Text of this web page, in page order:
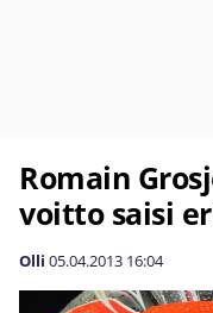
Romain
voitto saisi
Olli 05.04.2013 16:04